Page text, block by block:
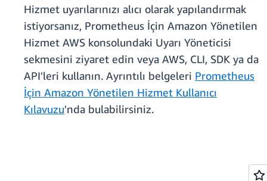
Hizmet uyarılarınızı alıcı olarak yapılandırmak
istiyorsanız, Prometheus İçin Amazon Yönetilen
Hizmet AWS konsolundaki Uyarı Yöneticisi
sekmesini ziyaret edin veya AWS, CLI, SDK ya da
API'leri kullanın. Ayrıntılı belgeleri Prometheus
İçin Amazon Yönetilen Hizmet Kullanıcı
Kılavuzu'nda bulabilirsiniz.